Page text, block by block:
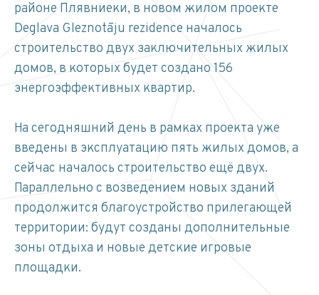
районе Плявниеки, в новом жилом проекте
Deglava Gleznotāju rezidence началось
строительство двух заключительных жилых
домов, в которых будет создано 156
энергоэффективных квартир.
На сегодняшний день в рамках проекта уже
введены в эксплуатацию пять жилых домов, а
сейчас началось строительство ещё двух.
Параллельно с возведением новых зданий
продолжится благоустройство прилегающей
территории: будут созданы дополнительные
зоны отдыха и новые детские игровые
площадки.